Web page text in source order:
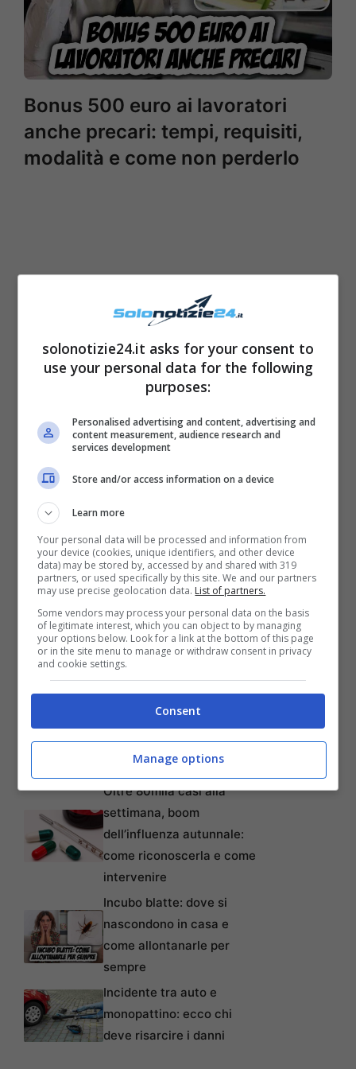
Bonus 500 euro ai lavoratori
anche precari: tempi, requisiti,
modalità e come non perderlo
Articoli recentiPerché sta crescendo la
fiducia nei confronti delle
farmacie online
“Sto per tornare”:
l’annuncio dalla Ferragnez
family fa felici i fans, ma
tempi, requisiti, modalità e
come non perderlo
Oltre 80mila casi alla
settimana, boom
dell’influenza autunnale:
come riconoscerla e come
intervenire
Incubo blatte: dove si
nascondono in casa e
come allontanarle per
sempre
Incidente tra auto e
monopattino: ecco chi
deve risarcire i danni
solonotizie24.it asks for your consent to
use your personal data for the following
purposes:
Personalised advertising and content, advertising and
content measurement, audience research and
services development
Store and/or access information on a device
Learn more
Your personal data will be processed and information from
your device (cookies, unique identifiers, and other device
data) may be stored by, accessed by and shared with 319
partners, or used specifically by this site. We and our partners
may use precise geolocation data. List of partners.
Some vendors may process your personal data on the basis
of legitimate interest, which you can object to by managing
your options below. Look for a link at the bottom of this page
or in the site menu to manage or withdraw consent in privacy
and cookie settings.
Consent
Manage options